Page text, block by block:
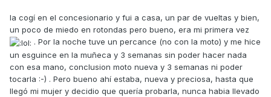
la cogí en el concesionario y fui a casa, un par de vueltas y bien,
un poco de miedo en rotondas pero bueno, era mi primera vez
. Por la noche tuve un percance (no con la moto) y me hice
un esguince en la muñeca y 3 semanas sin poder hacer nada
con esa mano, conclusion moto nueva y 3 semanas ni poder
tocarla :-) . Pero bueno ahí estaba, nueva y preciosa, hasta que
llegó mi mujer y decidio que quería probarla, nunca habia llevado